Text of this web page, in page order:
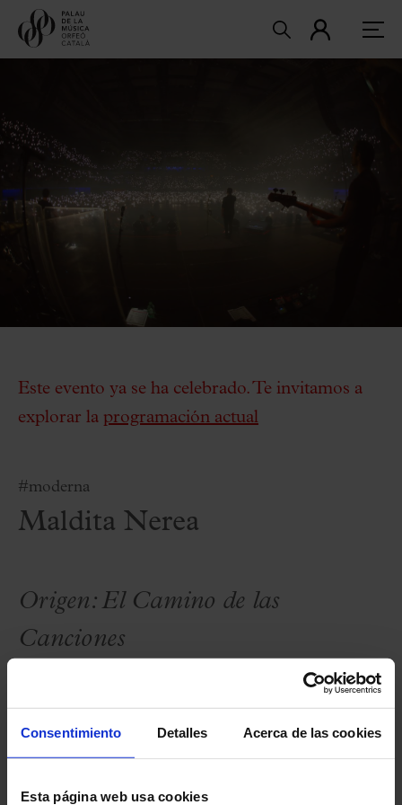
Consentimiento Detalles Acerca de las cookies
Esta página web usa cookies
Este evento ya se ha celebrado. Te invitamos a
explorar la programación actual
#moderna
Maldita Nerea
Origen: El Camino de las
Canciones
Un Viaje Acústico con Maldita
Nerea